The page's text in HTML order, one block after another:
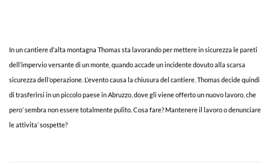
In un cantiere d’alta montagna Thomas sta lavorando per mettere in sicurezza le pareti
dell’impervio versante di un monte, quando accade un incidente dovuto alla scarsa
sicurezza dell’operazione. L’evento causa la chiusura del cantiere. Thomas decide quindi
di trasferirsi in un piccolo paese in Abruzzo, dove gli viene offerto un nuovo lavoro, che
pero’ sembra non essere totalmente pulito. Cosa fare? Mantenere il lavoro o denunciare
le attivita’ sospette?